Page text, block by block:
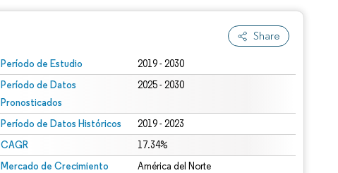
Share
Período de Estudio 2019 - 2030
Período de Datos
Pronosticados
2025 - 2030
Período de Datos Históricos 2019 - 2023
CAGR 17.34%
Mercado de Crecimiento
América del Norte